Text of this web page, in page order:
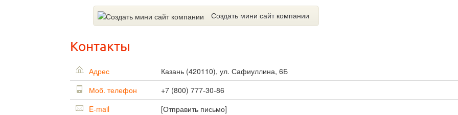
Создать мини сайт компании
Контакты
Адрес Казань (420110), ул. Сафиуллина, 6Б
Моб. телефон
+7 (800) 777-30-86
E-mail
[Отправить письмо]